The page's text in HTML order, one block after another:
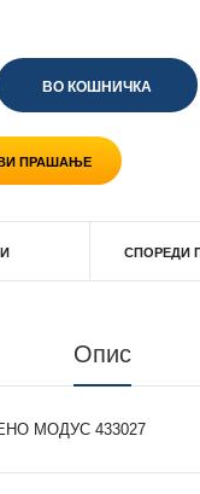
ПРАШАЊЕ
СПОРЕДИ
Опис
МОДУС 433027